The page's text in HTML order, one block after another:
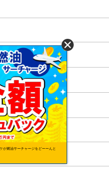
が燃油サーチャージをどーーんと